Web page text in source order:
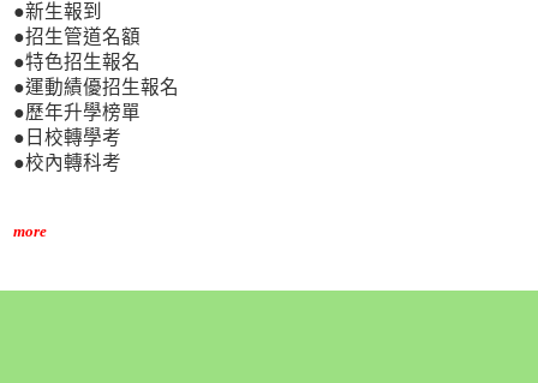
●新生報到
●招生管道名額
●特色招生報名
●運動績優招生報名
●歷年升學榜單
●日校轉學考
●校內轉科考
more